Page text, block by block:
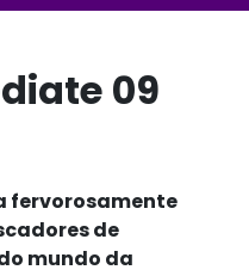
09
fervorosamente
de
mundo da